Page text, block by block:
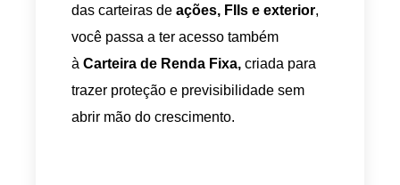
das carteiras de ações, FIIs e exterior,
você passa a ter acesso também
à Carteira de Renda Fixa, criada para
trazer proteção e previsibilidade sem
abrir mão do crescimento.